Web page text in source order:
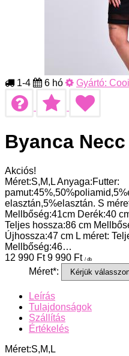
1-4 6 hó Gyártó:
Byanca
Akciós!
Méret:S,M,L Anyaga:Futter:
elasztán,5%elasztán. S
Mellbőség:41cm Derék:40
Teljes hossza:86 cm
Újhossza:47 cm L méret:
Mellbőség:46…
12 990 Ft 9 990 Ft / db
Méret*:
Leírás
Tulajdonságok
Szállítás
Értékelés
Méret:S,M,L